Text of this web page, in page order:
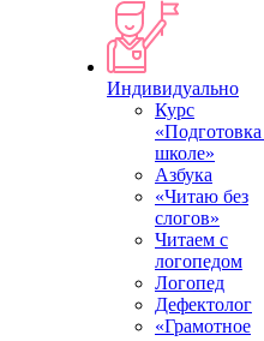
Индивидуально
Курс
школе»
Азбука
«Читаю без
слогов»
Читаем с
логопедом
Логопед
Дефектолог
«Грамотное